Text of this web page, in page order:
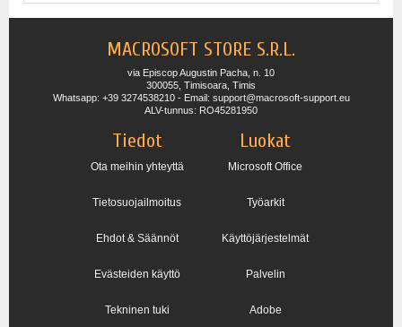
MACROSOFT STORE S.R.L.
via Episcop Augustin Pacha, n. 10
300055, Timisoara, Timis
Whatsapp: +39 3274538210 - Email: support@macrosoft-support.eu
ALV-tunnus: RO45281950
Tiedot
Ota meihin yhteyttä
Tietosuojailmoitus
Ehdot & Säännöt
Evästeiden käyttö
Tekninen tuki
Luokat
Microsoft Office
Työarkit
Käyttöjärjestelmät
Palvelin
Adobe